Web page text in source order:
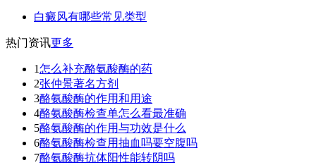
白癜风有哪些常见类型
热门资讯更多
1怎么补充酪氨酸酶的药
2张仲景著名方剂
3酪氨酸酶的作用和用途
4酪氨酸酶检查单怎么看最准确
5酪氨酸酶的作用与功效是什么
6酪氨酸酶检查用抽血吗要空腹吗
7酪氨酸酶抗体阳性能转阴吗